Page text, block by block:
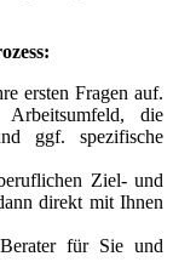
ersten Fragen auf.
die
ggf. spezifische
Ziel- und
direkt mit Ihnen
für Sie und